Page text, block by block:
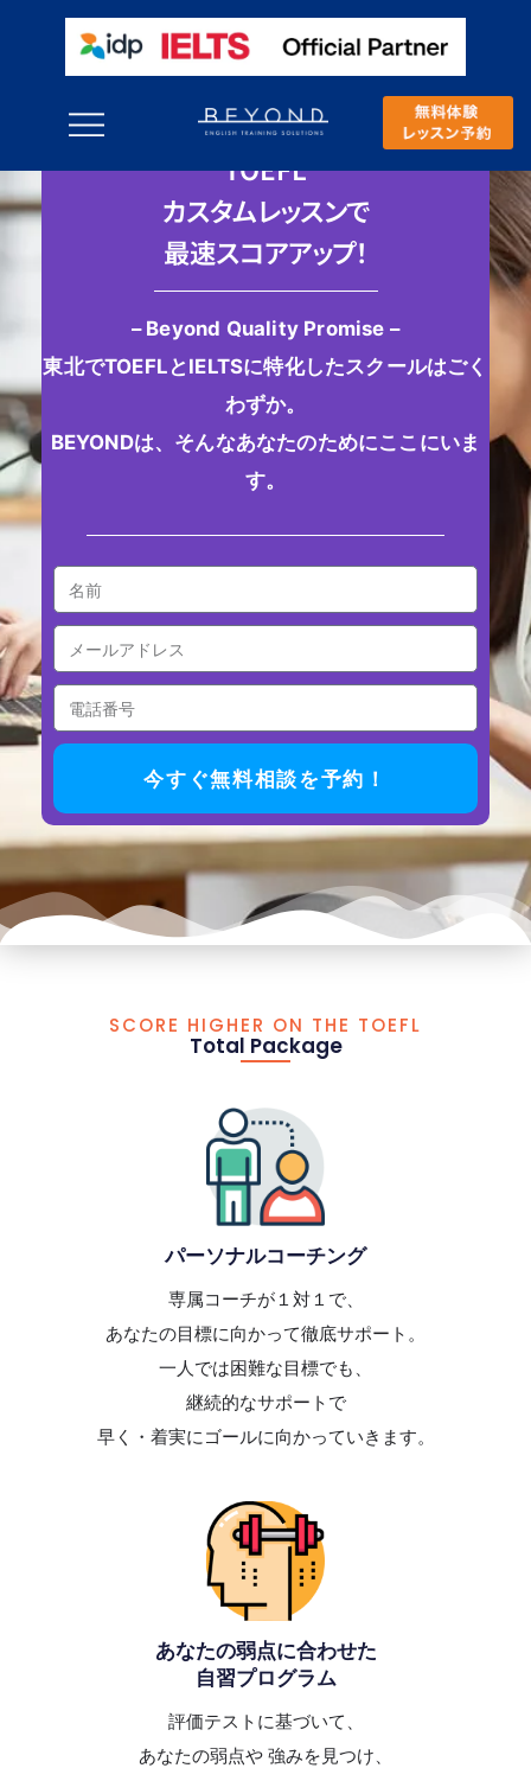
TOEFL
カスタムレッスンで
最速スコアアップ！
– Beyond Quality Promise –
東北でTOEFLとIELTSに特化したスクールはごく
わずか。
BEYONDは、そんなあなたのためにここにいま
す。
今すぐ無料相談を予約！
SCORE HIGHER ON THE TOEFL
Total Package
パーソナルコーチング
専属コーチが１対１で、
あなたの目標に向かって徹底サポート。
一人では困難な目標でも、
継続的なサポートで
早く・着実にゴールに向かっていきます。
あなたの弱点に合わせた
自習プログラム
評価テストに基づいて、
あなたの弱点や 強みを見つけ、